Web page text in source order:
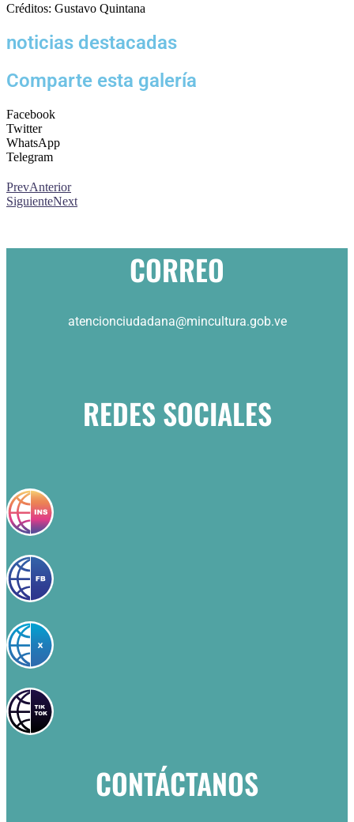
Créditos: Gustavo Quintana
noticias destacadas
Comparte esta galería
Facebook
Twitter
WhatsApp
Telegram
PrevAnterior
SiguienteNext
CORREO
atencionciudadana@mincultura.gob.ve
REDES SOCIALES
CONTÁCTANOS